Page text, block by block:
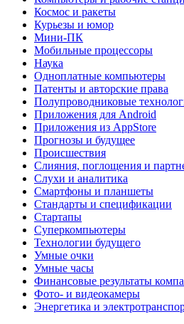
Космос и ракеты
Курьезы и юмор
Мини-ПК
Мобильные процессоры
Наука
Одноплатные компьютеры
Патенты и авторские права
Полупроводниковые
Приложения для Android
Приложения из AppStore
Прогнозы и будущее
Происшествия
Слияния, поглощения и
Слухи и аналитика
Смартфоны и планшеты
Стандарты и спецификации
Стартапы
Суперкомпьютеры
Технологии будущего
Умные очки
Умные часы
Финансовые результаты
Фото- и видеокамеры
Энергетика и